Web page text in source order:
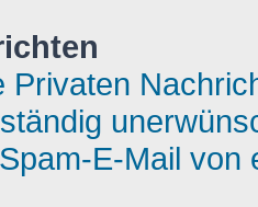
Privaten
E-Mail